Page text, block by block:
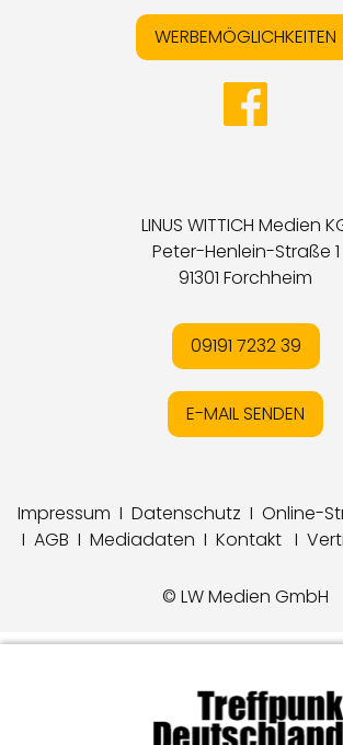
WERBEMÖGLICHKEITEN
LINUS WITTICH Medien
Peter-Henlein-Straße 1
91301 Forchheim
09191 7232 39
E-MAIL SENDEN
Impressum I Datenschutz I Online-
I AGB I Mediadaten I Kontakt I
© LW Medien GmbH